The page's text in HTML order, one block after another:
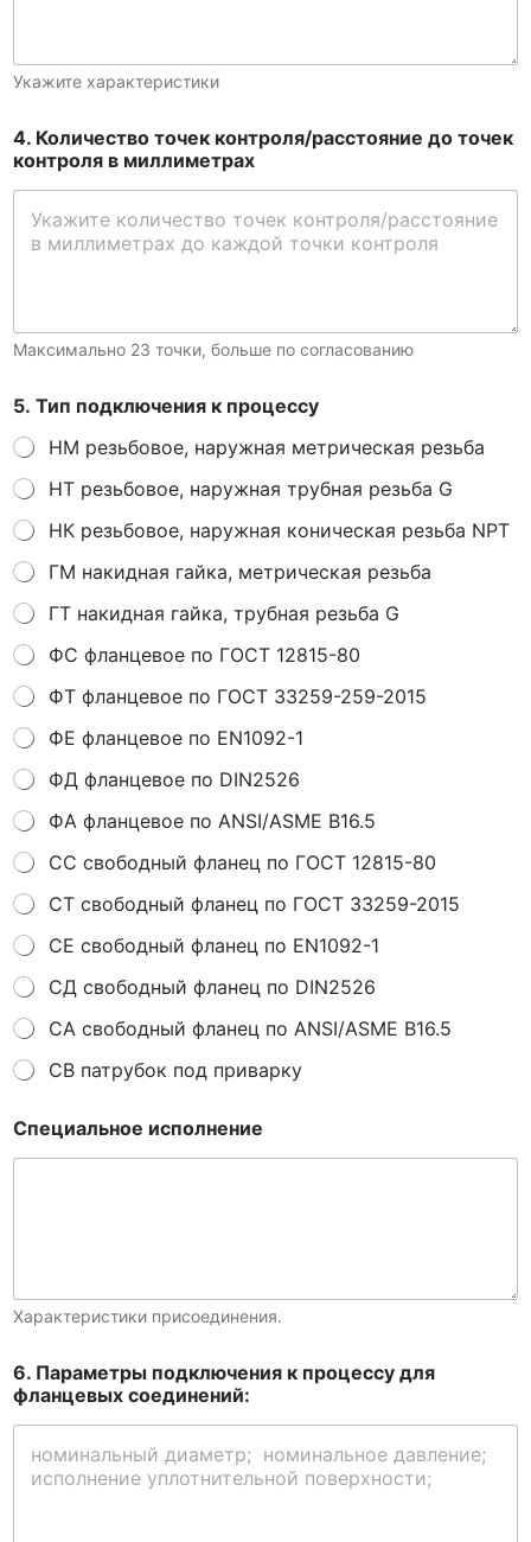
Укажите характеристики
4. Количество точек контроля/расстояние до точек
контроля в миллиметрах
Максимально 23 точки, больше по согласованию
5. Тип подключения к процессу
HM резьбовое, наружная метрическая резьба
HТ резьбовое, наружная трубная резьба G
HК резьбовое, наружная коническая резьба NPT
ГМ накидная гайка, метрическая резьба
ГТ накидная гайка, трубная резьба G
ФС фланцевое по ГОСТ 12815-80
ФТ фланцевое по ГОСТ 33259-259-2015
ФE фланцевое по EN1092-1
ФД фланцевое по DIN2526
ФA фланцевое по ANSI/ASME B16.5
CС свободный фланец по ГОСТ 12815-80
СТ свободный фланец по ГОСТ 33259-2015
CЕ свободный фланец по EN1092-1
CД свободный фланец по DIN2526
CA свободный фланец по ANSI/ASME B16.5
СВ патрубок под приварку
Специальное исполнение
Характеристики присоединения.
6. Параметры подключения к процессу для
фланцевых соединений: